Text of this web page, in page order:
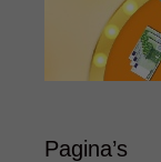
Pagina’s